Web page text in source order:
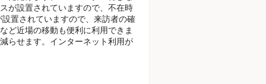
が設置されていますので、不在時
置されていますので、来訪者の確
ど近場の移動も便利に利用できま
らせます。インターネット利用が